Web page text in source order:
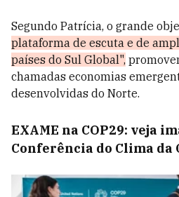
Segundo Patrícia, o grande
plataforma de escuta e de
países do Sul Global",
chamadas economias
desenvolvidas do Norte.
EXAME na COP29: veja
Conferência do Clima da